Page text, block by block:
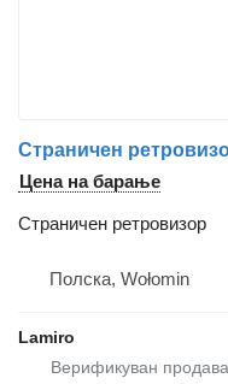
Цена на барање
Страничен ретровизор
Полска, Wołomin
Lamiro